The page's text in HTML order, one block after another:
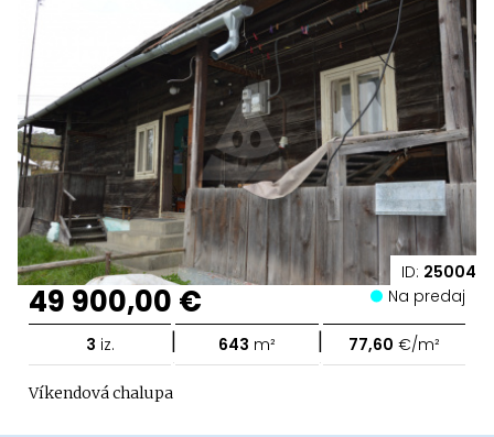
ID: 25004
49 900,00 € Na predaj
3 iz. | 643 m² | 77,60 €/m²
Víkendová chalupa